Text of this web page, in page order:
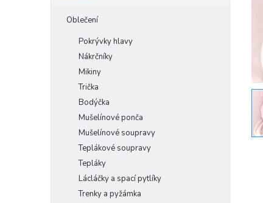
Oblečení
Pokrývky hlavy
Nákrčníky
Mikiny
Trička
Bodýčka
Mušelínové ponča
Mušelínové soupravy
Teplákové soupravy
Tepláky
Lácláčky a spací pytlíky
Trenky a pyžámka